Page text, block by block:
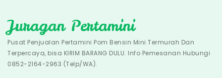
to
content
Juragan Pertamini
Pusat Penjualan Pertamini Pom Bensin Mini Termurah Dan
Terpercaya, bisa KIRIM BARANG DULU. Info Pemesanan Hubungi
0852-2164-2963 (Telp/WA).